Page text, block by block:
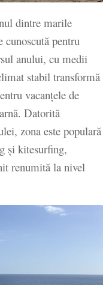
dintre marile
cunoscută pentru
anului, cu medii
stabil transformă
vacanțele de
Datorită
zona este populară
și kitesurfing,
renumită la nivel